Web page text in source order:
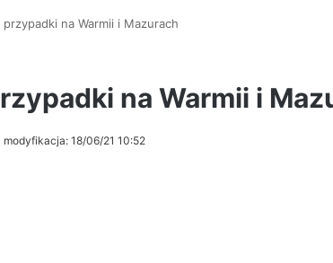
na Warmii i Mazurach
na Warmii i
modyfikacja: 18/06/21 10:52